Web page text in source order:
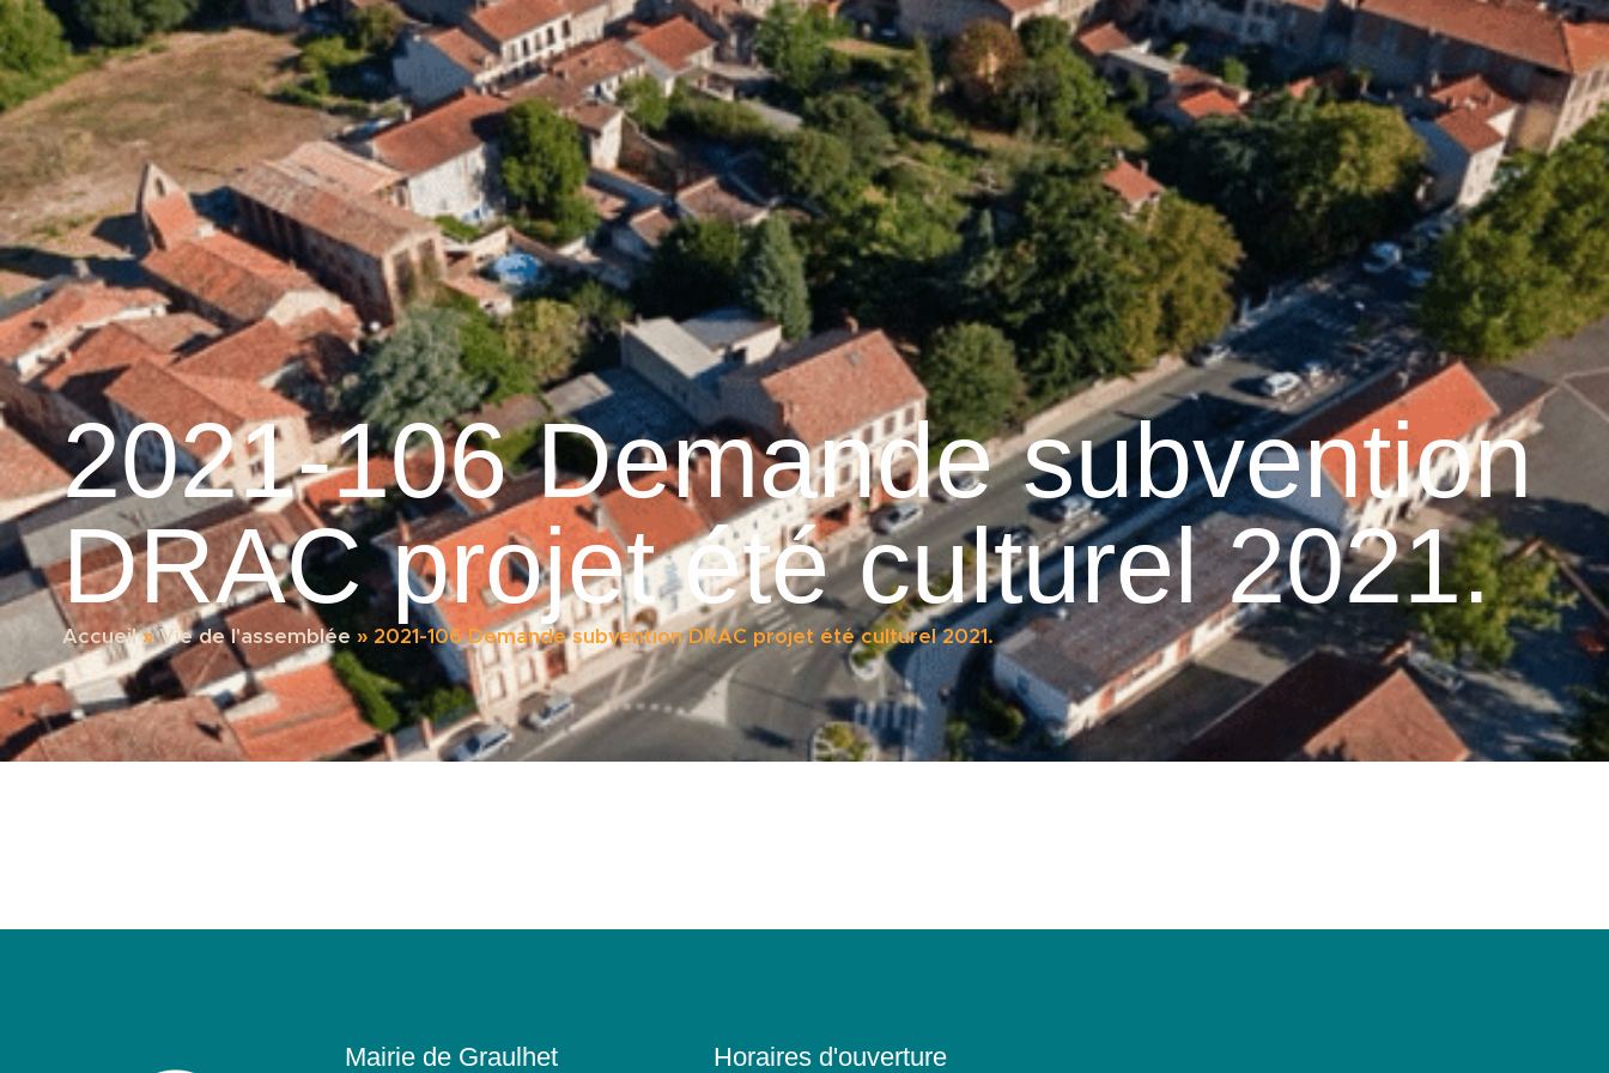
principal
Graulhet et le cuir Accueil Découvrir Graulhet Vie municipale Graulhet au quotidien Services pratiques 17 °C
2021-106 Demande subvention
DRAC projet été culturel 2021.
Accueil»Vie de l'assemblée » 2021-106 Demande subvention DRAC projet été culturel 2021.
Mairie de Graulhet Horaires d'ouverture